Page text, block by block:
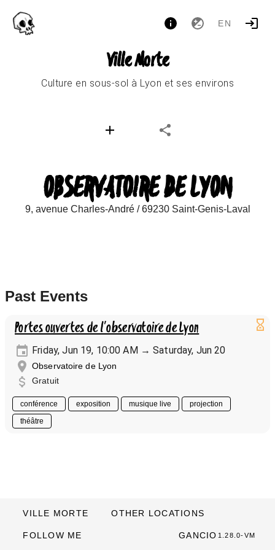
EN
Ville Morte
Culture en sous-sol à Lyon et ses environs
OBSERVATOIRE DE LYON
9, avenue Charles-André / 69230 Saint-Genis-Laval
Past Events
Portes ouvertes de l'observatoire de Lyon
Friday, Jun 19, 10:00 AM → Saturday, Jun 20
Observatoire de Lyon
Gratuit
conférence exposition musique live
projection
théâtre
VILLE MORTE OTHER LOCATIONS
FOLLOW ME GANCIO 1.28.0-VM